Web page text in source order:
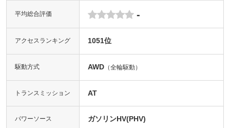
平均総合評価 -
アクセスランキング 1051位
駆動方式 AWD （全輪駆動）
トランスミッション AT
パワーソース ガソリンHV(PHV)